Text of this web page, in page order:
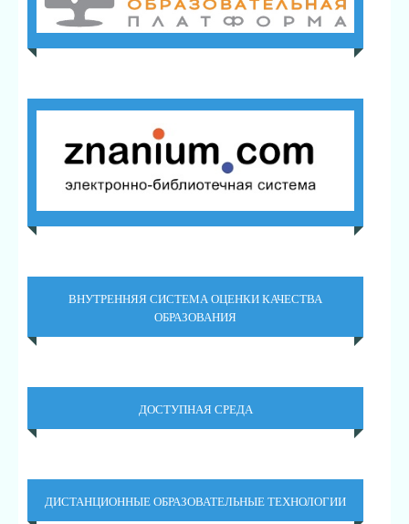
ВНУТРЕННЯЯ СИСТЕМА ОЦЕНКИ КАЧЕСТВА
ОБРАЗОВАНИЯ
ДОСТУПНАЯ СРЕДА
ДИСТАНЦИОННЫЕ ОБРАЗОВАТЕЛЬНЫЕ ТЕХНОЛОГИИ